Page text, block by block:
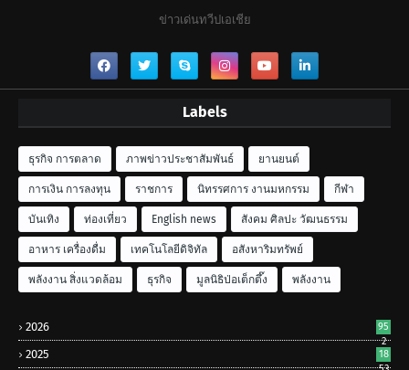
ข่าวเด่นทวีปเอเชีย
Labels
ธุรกิจ การตลาด ภาพข่าวประชาสัมพันธ์ ยานยนต์
การเงิน การลงทุน ราชการ นิทรรศการ งานมหกรรม กีฬา
บันเทิง ท่องเที่ยว English news สังคม ศิลปะ วัฒนธรรม
อาหาร เครื่องดื่ม เทคโนโลยีดิจิทัล อสังหาริมทรัพย์
พลังงาน สิ่งแวดล้อม ธุรกิจ มูลนิธิป่อเต็กตึ๊ง พลังงาน
2026
95
2
2025
18